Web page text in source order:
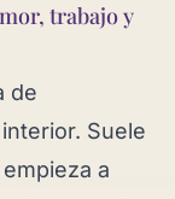
trabajo y
de
Suele
a